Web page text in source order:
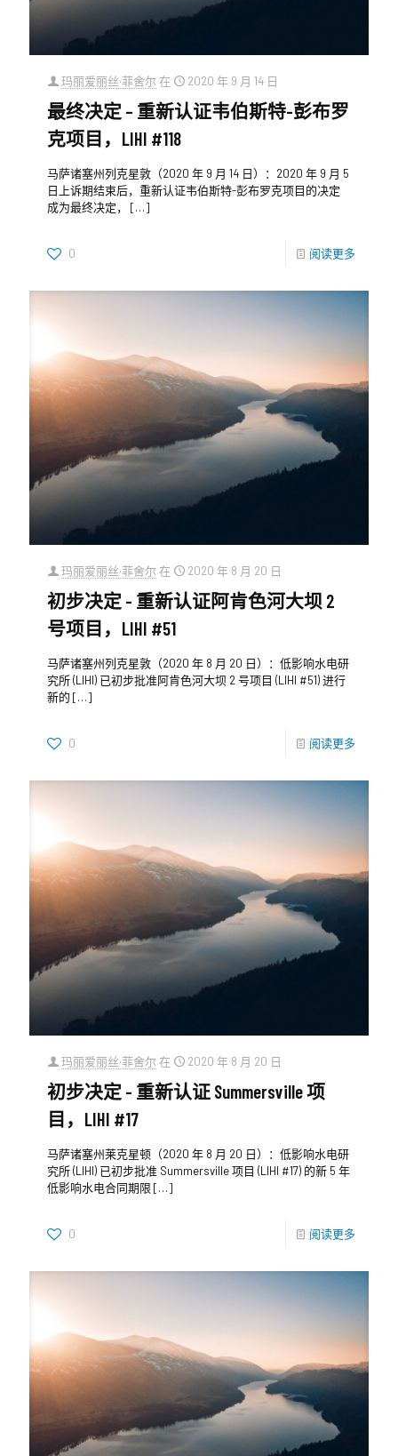
玛丽爱丽丝·菲舍尔 在 2020 年 9 月 14 日
最终决定 – 重新认证韦伯斯特-彭布罗
克项目，LIHI #118
马萨诸塞州列克星敦（2020 年 9 月 14 日）：2020 年 9 月 5
日上诉期结束后，重新认证韦伯斯特-彭布罗克项目的决定
成为最终决定，
[…]
0 阅读更多
玛丽爱丽丝·菲舍尔 在 2020 年 8 月 20 日
初步决定 - 重新认证阿肯色河大坝 2
号项目，LIHI #51
马萨诸塞州列克星敦（2020 年 8 月 20 日）：低影响水电研
究所 (LIHI) 已初步批准阿肯色河大坝 2 号项目 (LIHI #51) 进行
新的 […]
0 阅读更多
玛丽爱丽丝·菲舍尔 在 2020 年 8 月 20 日
初步决定 - 重新认证 Summersville 项
目，LIHI #17
马萨诸塞州莱克星顿（2020 年 8 月 20 日）：低影响水电研
究所 (LIHI) 已初步批准 Summersville 项目 (LIHI #17) 的新 5 年
低影响水电合同期限 […]
0 阅读更多